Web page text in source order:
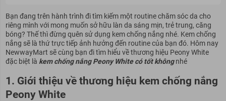
Bạn đang trên hành trình đi tìm kiếm một routine chăm sóc da cho
riêng mình với mong muốn sở hữu làn da sáng mịn, trẻ trung, căng
bóng? Thế thì đừng quên sử dụng kem chống nắng nhé. Kem chống
nắng sẽ là thứ trực tiếp ảnh hưởng đến routine của bạn đó. Hôm nay
NewwayMart sẽ cùng bạn đi tìm hiểu về thương hiệu Peony White
đặc biệt là kem chống nắng Peony White có tốt khôngnhé
1. Giới thiệu về thương hiệu kem chống nắng
Peony White